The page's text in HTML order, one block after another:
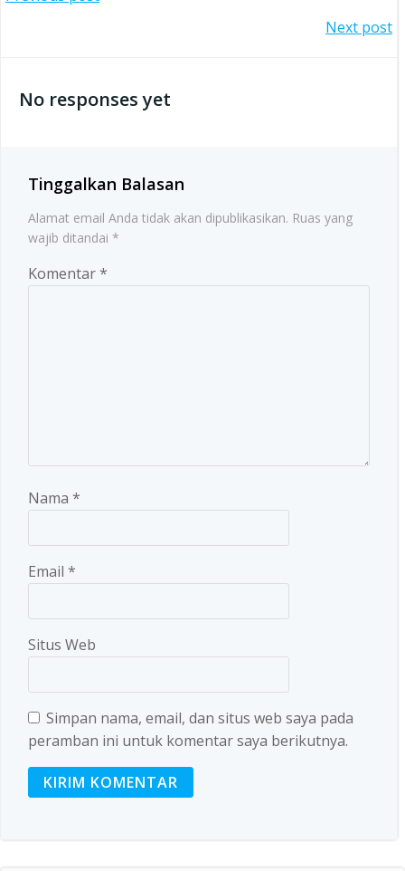
navigation
Next post
No responses yet
Tinggalkan Balasan
Alamat email Anda tidak akan dipublikasikan. Ruas yang
wajib ditandai *
Komentar*
Nama *
Email *
Situs Web
Simpan nama, email, dan situs web saya pada
peramban ini untuk komentar saya berikutnya.